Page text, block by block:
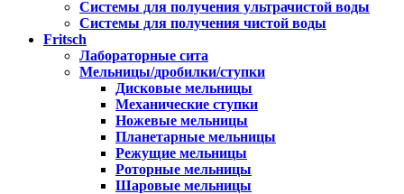
Системы для получения ультрачистой воды
Системы для получения чистой воды
Fritsch
Лабораторные сита
Мельницы/дробилки/ступки
Дисковые мельницы
Механические ступки
Ножевые мельницы
Планетарные мельницы
Режущие мельницы
Роторные мельницы
Шаровые мельницы